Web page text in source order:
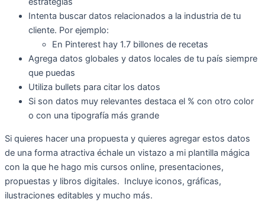
Intenta buscar datos relacionados a la industria de tu
cliente. Por ejemplo:
En Pinterest hay 1.7 billones de recetas
Agrega datos globales y datos locales de tu país siempre
que puedas
Utiliza bullets para citar los datos
Si son datos muy relevantes destaca el % con otro color
o con una tipografía más grande
Si quieres hacer una propuesta y quieres agregar estos datos
de una forma atractiva échale un vistazo a mi plantilla mágica
con la que he hago mis cursos online, presentaciones,
propuestas y libros digitales. Incluye iconos, gráficas,
ilustraciones editables y mucho más.